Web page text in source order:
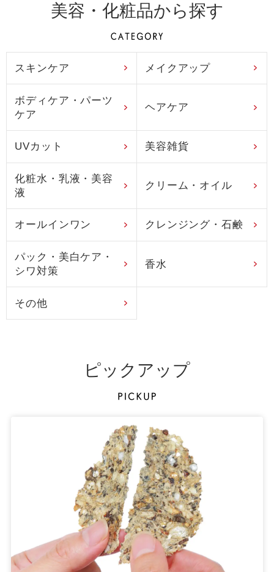
美容・化粧品から探す
スキンケア メイクアップ
ボディケア・パーツ
ケア
ヘアケア
UVカット 美容雑貨
化粧水・乳液・美容
液
クリーム・オイル
オールインワン クレンジング・石鹸
パック・美白ケア・
シワ対策
香水
その他
ピックアップ